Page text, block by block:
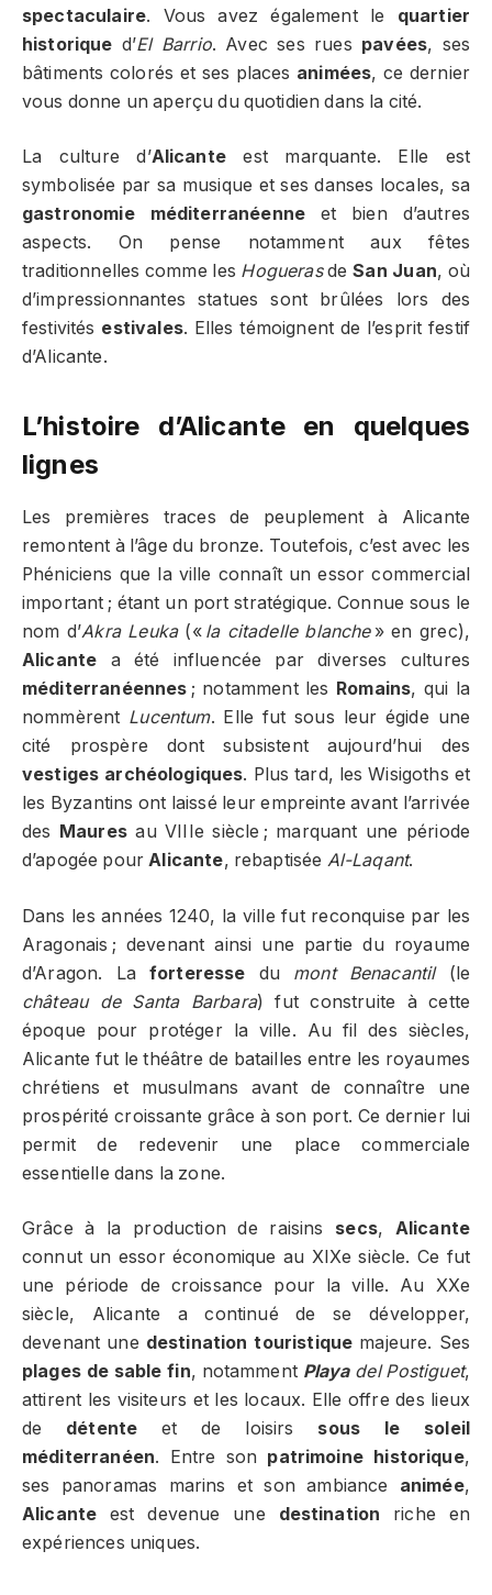
spectaculaire. Vous avez également le quartier
historique d’El Barrio. Avec ses rues pavées, ses
bâtiments colorés et ses places animées, ce dernier
vous donne un aperçu du quotidien dans la cité.
La culture d’Alicanteest marquante. Elle est
symbolisée par sa musique et ses danses locales, sa
gastronomie méditerranéenne et bien d’autres
aspects. On pense notamment aux fêtes
traditionnelles comme les HoguerasdeSan Juan, où
d’impressionnantes statues sont brûlées lors des
festivités estivales. Elles témoignent de l’esprit festif
d’Alicante.
L’histoire d’Alicante en quelques
lignes
Les premières traces de peuplement à Alicante
remontent à l’âge du bronze. Toutefois, c’est avec les
Phéniciens que la ville connaît un essor commercial
important ; étant un port stratégique. Connue sous le
nom d’Akra Leuka(« la citadelle blanche» en grec),
Alicante a été influencée par diverses cultures
méditerranéennes ; notamment les Romains, qui la
nommèrent Lucentum. Elle fut sous leur égide une
cité prospère dont subsistent aujourd’hui des
vestiges archéologiques. Plus tard, les Wisigoths et
les Byzantins ont laissé leur empreinte avant l’arrivée
des
Mauresau VIIIe siècle ; marquant une période
d’apogée pourAlicante, rebaptisée Al-Laqant.
Dans les années 1240, la ville fut reconquise par les
Aragonais ; devenant ainsi une partie du royaume
d’Aragon. La forteresse du mont Benacantil(le
château de Santa Barbara) fut construite à cette
époque pour protéger la ville. Au fil des siècles,
Alicante fut le théâtre de batailles entre les royaumes
chrétiens et musulmans avant de connaître une
prospérité croissante grâce à son port. Ce dernier lui
permit de redevenir une place commerciale
essentielle dans la zone.
Grâce à la production de raisins secs, Alicante
connut un essor économique au XIXe siècle. Ce fut
une période de croissance pour la ville. Au XXe
siècle, Alicante a continué de se développer,
devenant une destination touristique majeure. Ses
plages de sable fin, notamment Playadel Postiguet,
attirent les visiteurs et les locaux. Elle offre des lieux
de détente et de loisirs sous le soleil
méditerranéen. Entre son patrimoine historique,
ses panoramas marins et son ambiance animée,
Alicante est devenue une destination riche en
expériences uniques.